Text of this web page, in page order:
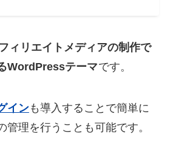
ィリエイトメディアの制作で
WordPressテーマです。
インも導入することで簡単に
管理を行うことも可能です。